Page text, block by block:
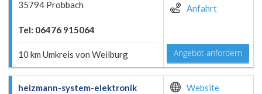
35794 Probbach
Tel: 06476 915064
10 km Umkreis von Weilburg
Anfahrt
Angebot anfordern
heizmann-system-elektronik
Website